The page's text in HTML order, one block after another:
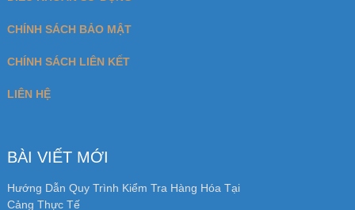
CHÍNH SÁCH BẢO MẬT
CHÍNH SÁCH LIÊN KẾT
LIÊN HỆ
BÀI VIẾT MỚI
Hướng Dẫn Quy Trình Kiểm Tra Hàng Hóa Tại
Cảng Thực Tế